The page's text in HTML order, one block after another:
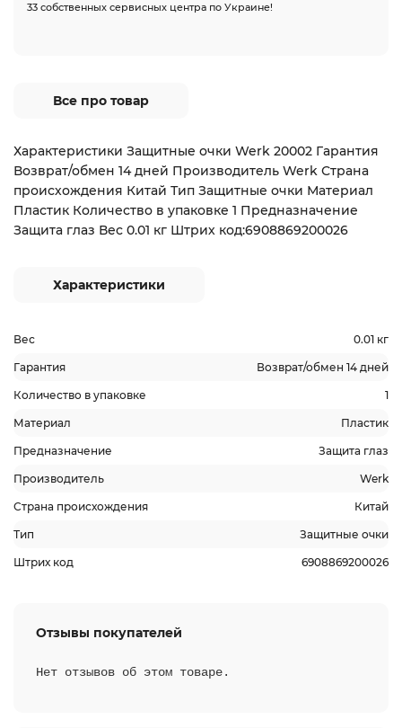
33 собственных сервисных центра по Украине!
Все про товар
Характеристики Защитные очки Werk 20002 Гарантия
Возврат/обмен 14 дней Производитель Werk Страна
происхождения Китай Тип Защитные очки Материал
Пластик Количество в упаковке 1 Предназначение
Защита глаз Вес 0.01 кг Штрих код:6908869200026
Характеристики
Вес 0.01 кг
Гарантия Возврат/обмен 14 дней
Количество в упаковке 1
Материал Пластик
Предназначение Защита глаз
Производитель Werk
Страна происхождения Китай
Тип Защитные очки
Штрих код 6908869200026
Отзывы покупателей
Нет отзывов об этом товаре.